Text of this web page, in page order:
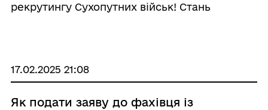
рекрутингу Сухопутних військ! Стань
17.02.2025 21:08
Як подати заяву до фахівця із